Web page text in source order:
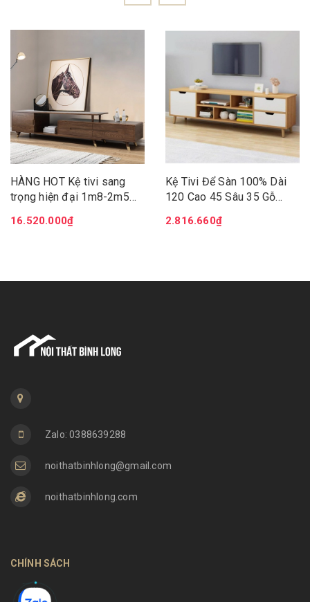
HÀNG HOT Kệ tivi sang
trọng hiện đại 1m8-2m5
cao cấp đa năng sang
16.520.000₫
Kệ Tivi Để Sàn 100% Dài
120 Cao 45 Sâu 35 Gỗ
2.816.660₫
Zalo: 0388639288
noithatbinhlong@gmail.com
noithatbinhlong.com
CHÍNH SÁCH